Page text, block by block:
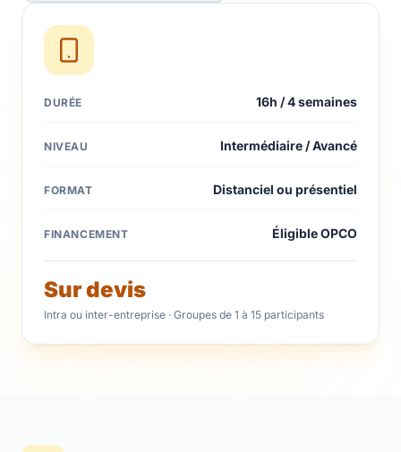
DURÉE 16h / 4 semaines
NIVEAU Intermédiaire / Avancé
FORMAT Distanciel ou présentiel
FINANCEMENT Éligible OPCO
Sur devis
Intra ou inter-entreprise · Groupes de 1 à 15 participants